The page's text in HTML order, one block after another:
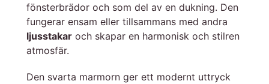
fönsterbrädor och som del av en dukning. Den
fungerar ensam eller tillsammans med andra
ljusstakar och skapar en harmonisk och stilren
atmosfär.
Den svarta marmorn ger ett modernt uttryck